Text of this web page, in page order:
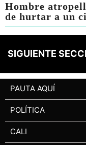
Hombre
de hurtar a un
SIGUIENTE
PAUTA AQUÍ
POLÍTICA
CALI